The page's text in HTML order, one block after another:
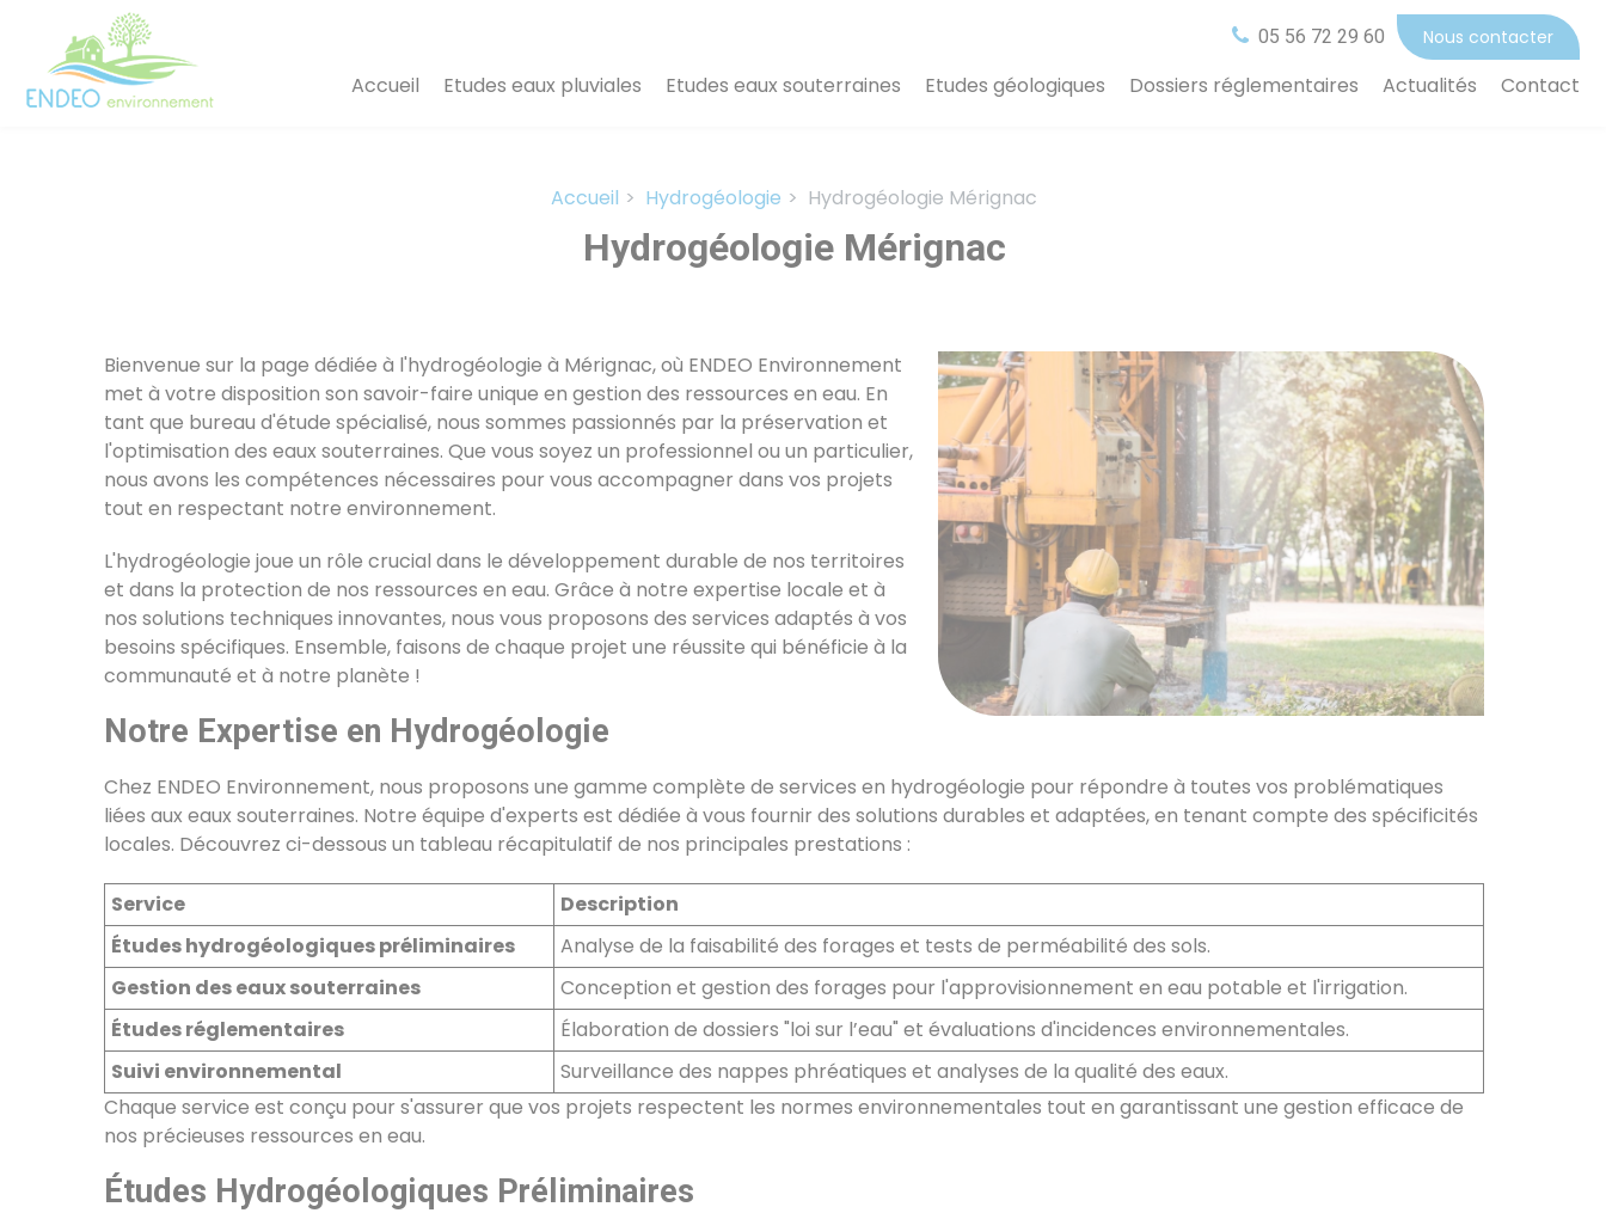
05 56 72 29 60 Nous contacter
Accueil Etudes eaux pluviales Etudes eaux souterraines Etudes géologiques Dossiers réglementaires Actualités Contact
Accueil Hydrogéologie Hydrogéologie Mérignac
Hydrogéologie Mérignac
Bienvenue sur la page dédiée à l'hydrogéologie à Mérignac, où ENDEO Environnement
met à votre disposition son savoir-faire unique en gestion des ressources en eau. En
tant que bureau d'étude spécialisé, nous sommes passionnés par la préservation et
l'optimisation des eaux souterraines. Que vous soyez un professionnel ou un particulier,
nous avons les compétences nécessaires pour vous accompagner dans vos projets
tout en respectant notre environnement.
L'hydrogéologie joue un rôle crucial dans le développement durable de nos territoires
et dans la protection de nos ressources en eau. Grâce à notre expertise locale et à
nos solutions techniques innovantes, nous vous proposons des services adaptés à vos
besoins spécifiques. Ensemble, faisons de chaque projet une réussite qui bénéficie à la
communauté et à notre planète !
Notre Expertise en Hydrogéologie
Chez ENDEO Environnement, nous proposons une gamme complète de services en hydrogéologie pour répondre à toutes vos problématiques
liées aux eaux souterraines. Notre équipe d'experts est dédiée à vous fournir des solutions durables et adaptées, en tenant compte des spécificités
locales. Découvrez ci-dessous un tableau récapitulatif de nos principales prestations :
Service
Description
Études hydrogéologiques préliminaires
Analyse de la faisabilité des forages et tests de perméabilité des sols.
Gestion des eaux souterraines
Conception et gestion des forages pour l'approvisionnement en eau potable et l'irrigation.
Études réglementaires
Élaboration de dossiers "loi sur l’eau" et évaluations d'incidences environnementales.
Suivi environnemental
Surveillance des nappes phréatiques et analyses de la qualité des eaux.
Chaque service est conçu pour s'assurer que vos projets respectent les normes environnementales tout en garantissant une gestion efficace de
nos précieuses ressources en eau.
Études Hydrogéologiques Préliminaires
Panneau de gestion des cookies